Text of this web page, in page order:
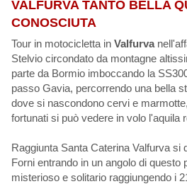
VALFURVA TANTO BELLA
CONOSCIUTA
Tour in motocicletta in Valfurva
Stelvio circondato da montagne
parte da Bormio imboccando la
passo Gavia, percorrendo una bella
dove si nascondono cervi e
fortunati si può vedere in volo l'aquila
Raggiunta Santa Caterina Valfurva si
Forni entrando in un angolo di questo
misterioso e solitario raggiungendo i